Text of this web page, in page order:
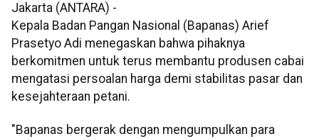
Jakarta (ANTARA) -
Kepala Badan Pangan Nasional (Bapanas) Arief
Prasetyo Adi menegaskan bahwa pihaknya
berkomitmen untuk terus membantu produsen cabai
mengatasi persoalan harga demi stabilitas pasar dan
kesejahteraan petani.
"Bapanas bergerak dengan mengumpulkan para